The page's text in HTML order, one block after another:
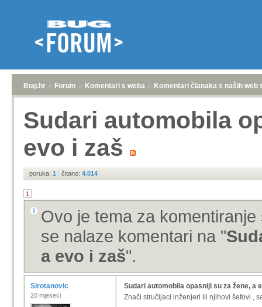
Bug.hr » Forum » Komentari s weba » Komentari članaka s naših web
Sudari automobila
evo i zaš
poruka: 1 | čitano: 4.014
1
Ovo je tema za
se nalaze komentari na "
a evo i zaš".
Sirotanovic
20 mjeseci
Sudari automobila opasniji su za žene, a
Znači stručljaci inženjeri ili njihovi šefovi ,